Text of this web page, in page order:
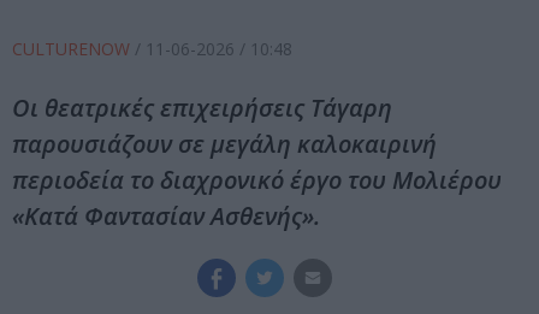
CULTURENOW / 11-06-2026 / 10:48
Οι θεατρικές επιχειρήσεις Τάγαρη
παρουσιάζουν σε μεγάλη καλοκαιρινή
περιοδεία το διαχρονικό έργο του Μολιέρου
«Κατά Φαντασίαν Ασθενής».